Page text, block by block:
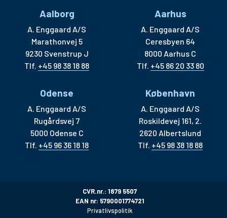
Aalborg
A. Enggaard A/S
Marathonvej 5
9230 Svenstrup J
Tlf. +45 98 38 18 88
Aarhus
A. Enggaard A/S
Ceresbyen 64
8000 Aarhus C
Tlf. +45 86 20 33 80
Odense
A. Enggaard A/S
Rugårdsvej 7
5000 Odense C
Tlf. +45 96 36 18 18
København
A. Enggaard A/S
Roskildevej 161, 2.
2620 Albertslund
Tlf. +45 98 38 18 88
CVR.nr.: 1879 5507
EAN nr: 5790001774721
Privatlivspolitik